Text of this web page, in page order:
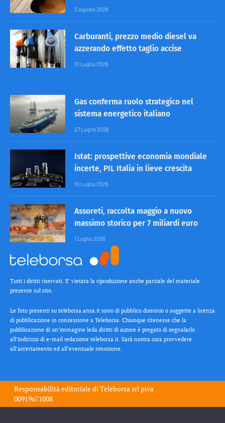
3 Agosto 2026
Carburanti, prezzo medio diesel va
azzerando effetto taglio accise
31 Luglio 2026
Gas conferma ruolo strategico nel
sistema energetico italiano
27 Luglio 2026
Istat: prospettive economia mondiale
incerte, PIL Italia in lieve crescita
10 Luglio 2026
Assoreti, raccolta maggio a nuovo
massimo storico per 7 miliardi euro
1 Luglio 2026
Tutti i diritti riservati. E’ vietata la riproduzione anche parziale del materiale
presente sul sito.
Le foto presenti su teleborsa.ansa.it sono di pubblico dominio o soggette a licenza
di pubblicazione in concessione a Teleborsa. Chiunque ritenesse che la
pubblicazione di un’immagine leda diritti di autore è pregato di segnalarlo
all’indirizzo di e-mail redazione teleborsa.it. Sarà nostra cura provvedere
all’accertamento ed all’eventuale rimozione.
Responsabilità editoriale diTeleborsa srlpiva
00919671008